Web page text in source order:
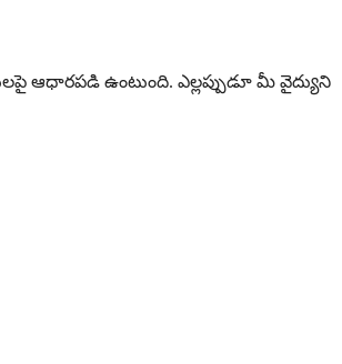
ఆధారపడి ఉంటుంది. ఎల్లప్పుడూ మీ వైద్యుని